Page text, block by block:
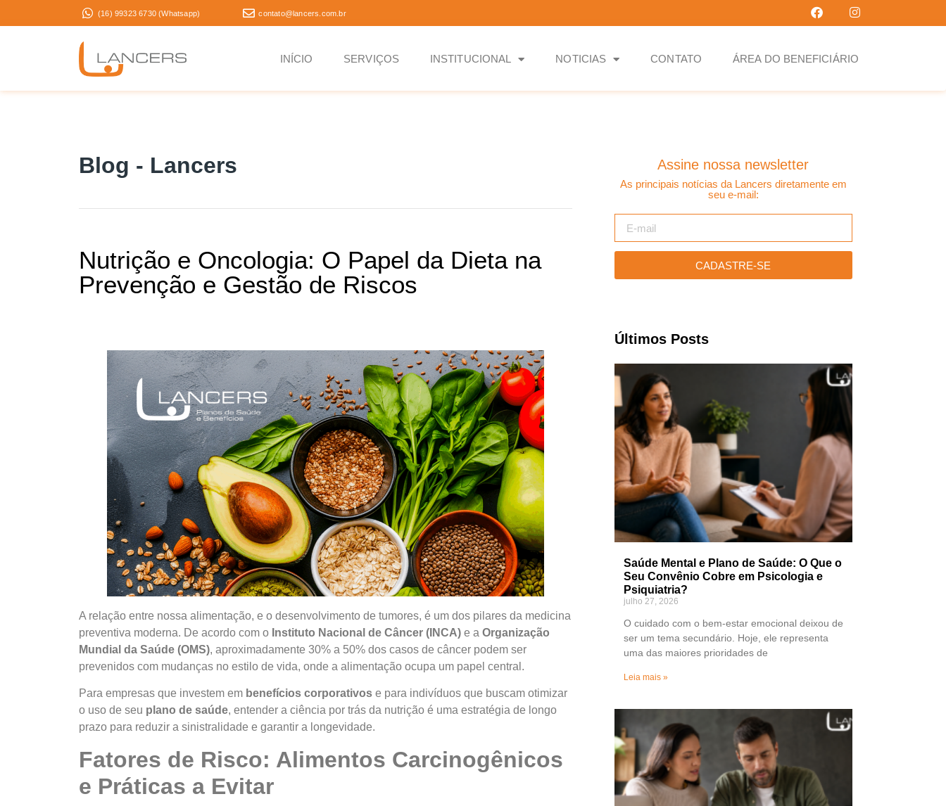
(16) 99323 6730 (Whatsapp) contato@lancers.com.br
INÍCIO SERVIÇOS INSTITUCIONAL NOTICIAS CONTATO ÁREA DO BENEFICIÁRIO
Blog - Lancers
Nutrição e Oncologia: O Papel da Dieta na
Prevenção e Gestão de Riscos
A relação entre nossa alimentação, e o desenvolvimento de tumores, é um dos pilares da medicina
preventiva moderna. De acordo com o Instituto Nacional de Câncer (INCA) e a Organização
Mundial da Saúde (OMS), aproximadamente 30% a 50% dos casos de câncer podem ser
prevenidos com mudanças no estilo de vida, onde a alimentação ocupa um papel central.
Para empresas que investem em benefícios corporativos e para indivíduos que buscam otimizar
o uso de seu plano de saúde, entender a ciência por trás da nutrição é uma estratégia de longo
prazo para reduzir a sinistralidade e garantir a longevidade.
Fatores de Risco: Alimentos Carcinogênicos
e Práticas a Evitar
Assine nossa newsletter
As principais notícias da Lancers diretamente em
seu e-mail:
CADASTRE-SE
Últimos Posts
Saúde Mental e Plano de Saúde: O Que o
Seu Convênio Cobre em Psicologia e
Psiquiatria?
julho 27, 2026
O cuidado com o bem-estar emocional deixou de
ser um tema secundário. Hoje, ele representa
uma das maiores prioridades de
Leia mais »